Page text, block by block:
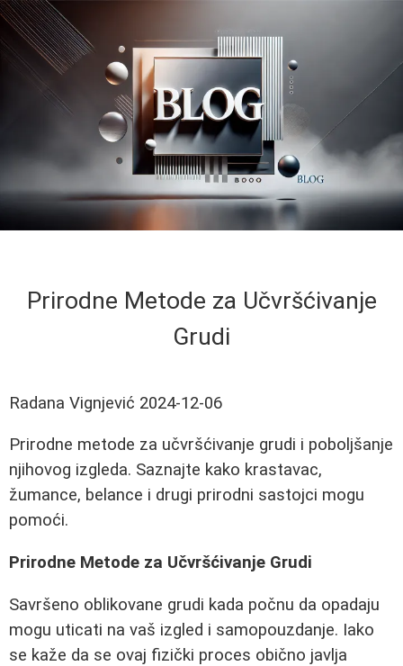
Prirodne Metode za Učvršćivanje
Grudi
Radana Vignjević 2024-12-06
Prirodne metode za učvršćivanje grudi i poboljšanje
njihovog izgleda. Saznajte kako krastavac,
žumance, belance i drugi prirodni sastojci mogu
pomoći.
Prirodne Metode za Učvršćivanje Grudi
Savršeno oblikovane grudi kada počnu da opadaju
mogu uticati na vaš izgled i samopouzdanje. Iako
se kaže da se ovaj fizički proces obično javlja